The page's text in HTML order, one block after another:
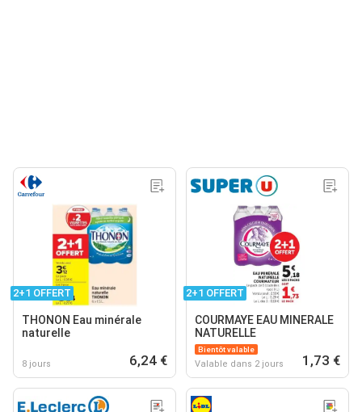
2+1 OFFERT
THONON Eau minérale
naturelle
8 jours 6,24 €
2+1 OFFERT
COURMAYE EAU MINERALE
NATURELLE
Bientôt valable
Valable dans 2 jours 1,73 €